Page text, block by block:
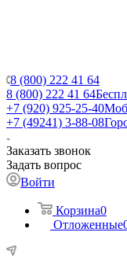
8 (800) 222 41 64
8 (800) 222 41 64
+7 (920) 925-25-40
+7 (49241) 3-88-08
Заказать звонок
Задать вопрос
Войти
Корзина0
Отложенные